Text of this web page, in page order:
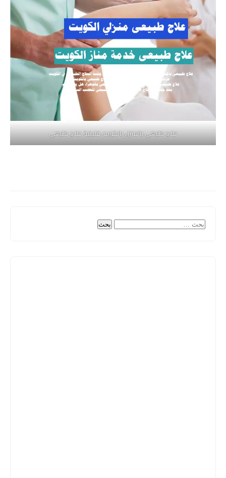
علاج طبيعي بالمنزل بالكويت فلبينية علاج طبيعي
البحث